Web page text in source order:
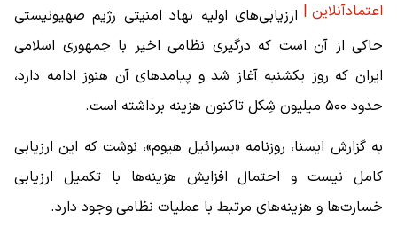
اعتمادآنلاین | ارزیابی‌های اولیه نهاد امنیتی رژیم صهیونیستی
حاکی از آن است که درگیری نظامی اخیر با جمهوری اسلامی
ایران که روز یکشنبه آغاز شد و پیامدهای آن هنوز ادامه دارد،
حدود ۵۰۰ میلیون شِکل تاکنون هزینه برداشته است.
به گزارش ایسنا، روزنامه «یسرائیل هیوم»، نوشت که این ارزیابی
کامل نیست و احتمال افزایش هزینه‌ها با تکمیل ارزیابی
خسارت‌ها و هزینه‌های مرتبط با عملیات نظامی وجود دارد.